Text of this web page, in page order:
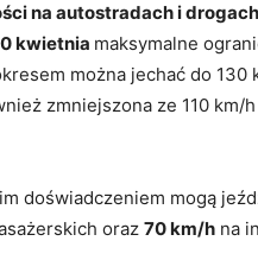
na autostradach i
kwietnia maksymalne
można jechać do
zmniejszona ze 110 km/
doświadczeniem mogą
oraz 70 km/h na